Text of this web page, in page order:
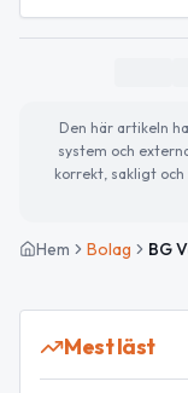
Den här artikeln
system och
korrekt, sakligt
Hem Bolag
Mest läst